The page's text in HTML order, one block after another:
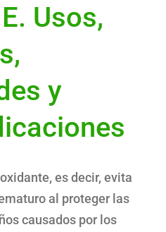
Usos,
y
es decir, evita
al proteger las
causados por los